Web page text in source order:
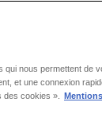
qui nous permettent de
et une connexion
des cookies ».